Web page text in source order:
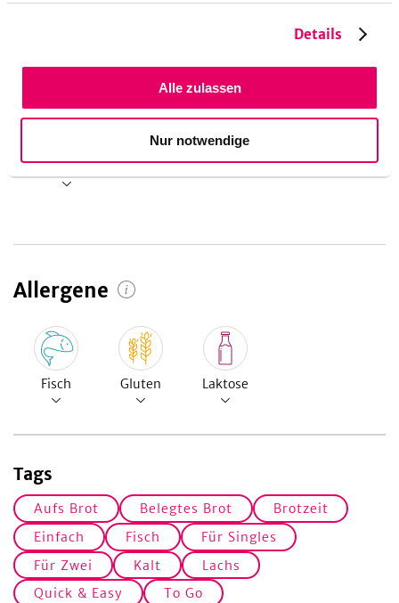
Details
Alle zulassen
Nur notwendige
g
Kohlenhydrate
Allergene
Fisch Gluten Laktose
Tags
Aufs Brot Belegtes Brot
Brotzeit
Einfach
Fisch
Für Singles
Für Zwei
Kalt
Lachs
Quick & Easy
To Go